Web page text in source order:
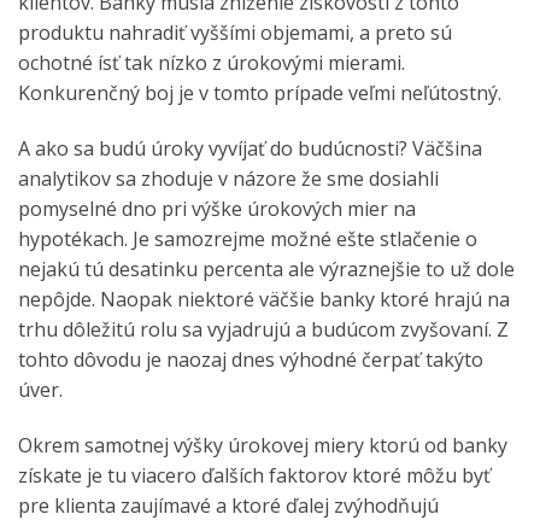
produktu nahradiť vyššími objemami, a preto sú
ochotné ísť tak nízko z úrokovými mierami.
Konkurenčný boj je v tomto prípade veľmi neľútostný.
A ako sa budú úroky vyvíjať do budúcnosti? Väčšina
analytikov sa zhoduje v názore že sme dosiahli
pomyselné dno pri výške úrokových mier na
hypotékach. Je samozrejme možné ešte stlačenie o
nejakú tú desatinku percenta ale výraznejšie to už dole
nepôjde. Naopak niektoré väčšie banky ktoré hrajú na
trhu dôležitú rolu sa vyjadrujú a budúcom zvyšovaní. Z
tohto dôvodu je naozaj dnes výhodné čerpať takýto
úver.
Okrem samotnej výšky úrokovej miery ktorú od banky
získate je tu viacero ďalších faktorov ktoré môžu byť
pre klienta zaujímavé a ktoré ďalej zvýhodňujú